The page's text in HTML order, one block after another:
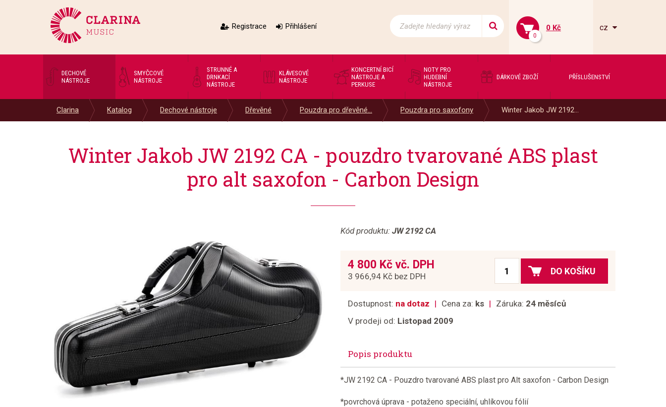
Registrace Přihlášení
0
0 Kč cz
DECHOVÉ
NÁSTROJE
SMYČCOVÉ
NÁSTROJE
STRUNNÉ A
DRNKACÍ
NÁSTROJE
KLÁVESOVÉ
NÁSTROJE
KONCERTNÍ BICÍ
NÁSTROJE A
PERKUSE
NOTY PRO
HUDEBNÍ
NÁSTROJE
DÁRKOVÉ ZBOŽÍ PŘÍSLUŠENSTVÍ
Clarina Katalog Dechové nástroje Dřevěné Pouzdra pro dřevěné... Pouzdra pro saxofony Winter Jakob JW 2192...
Winter Jakob JW 2192 CA - pouzdro tvarované ABS plast
pro alt saxofon - Carbon Design
Kód produktu: JW 2192 CA
4 800 Kč vč. DPH
3 966,94 Kč bez DPH
DO KOŠÍKU
Dostupnost: na dotaz Cena za: ks Záruka: 24 měsíců
V prodeji od: Listopad 2009
Popis produktu
*JW 2192 CA - Pouzdro tvarované ABS plast pro Alt saxofon - Carbon Design
*povrchová úprava - potaženo speciální, uhlíkovou fólií